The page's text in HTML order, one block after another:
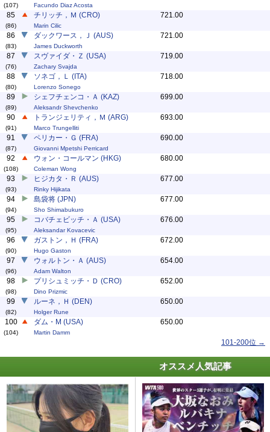
(107) Facundo Diaz Acosta
85
(86)
チリッチ，Ｍ (CRO)
Marin Cilic
721.00
86
(83)
ダックワース，Ｊ (AUS)
James Duckworth
721.00
87
(76)
スヴァイダ・Ｚ (USA)
Zachary Svajda
719.00
88
(80)
ソネゴ，Ｌ (ITA)
Lorenzo Sonego
718.00
89
(89)
シェフチェンコ・Ａ (KAZ)
Aleksandr Shevchenko
699.00
90
(91)
トランジェリティ，Ｍ (ARG)
Marco Trungelliti
693.00
91
(87)
ペリカー・Ｇ (FRA)
Giovanni Mpetshi Perricard
690.00
92
(108)
ウォン・コールマン (HKG)
Coleman Wong
680.00
93
(93)
ヒジカタ・Ｒ (AUS)
Rinky Hijikata
677.00
94
(94)
島袋将 (JPN)
Sho Shimabukuro
677.00
95
(95)
コバチェビッチ・Ａ (USA)
Aleksandar Kovacevic
676.00
96
(90)
ガストン，Ｈ (FRA)
Hugo Gaston
672.00
97
(96)
ウォルトン・Ａ (AUS)
Adam Walton
654.00
98
(98)
プリシュミッチ・Ｄ (CRO)
Dino Prizmic
652.00
99
(82)
ルーネ，Ｈ (DEN)
Holger Rune
650.00
100
(104)
ダム・M (USA)
Martin Damm
650.00
101-200位 →
オススメ人気記事